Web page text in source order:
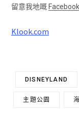
留意我地嘅
Klook.com
DISNEYLAND
主題公園